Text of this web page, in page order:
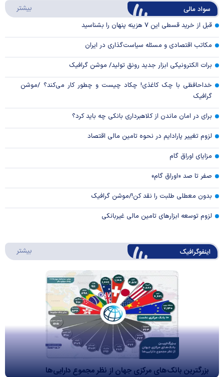
Video
سواد مالی بیشتر
قبل از خرید قسطی این ۷ هزینه پنهان را بشناسید
مکاتب اقتصادی و مسئله سیاست‌گذاری در ایران
برات الکترونیکی ابزار جدید رونق تولید/ موشن گرافیک
خداحافظی با چک کاغذی! چکاد چیست و چطور کار می‌کند؟ /موشن
گرافیک
برای در امان ماندن از کلاهبرداری بانکی چه باید کرد؟
لزوم تغییر پارادایم در نحوه تامین مالی اقتصاد
مزایای اوراق گام
صفر تا صد «اوراق گام»
بدون معطلی طلبت را نقد کن!/موشن گرافیک
لزوم توسعه ابزارهای تامین مالی غیربانکی
اینفوگرافیک بیشتر
بزرگترین بانک‌های مرکزی جهان از نظر مجموع دارایی‌ها